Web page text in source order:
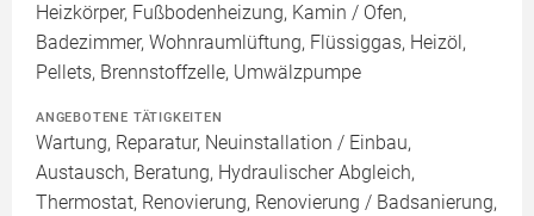
Heizkörper, Fußbodenheizung, Kamin / Ofen,
Badezimmer, Wohnraumlüftung, Flüssiggas, Heizöl,
Pellets, Brennstoffzelle, Umwälzpumpe
ANGEBOTENE TÄTIGKEITEN
Wartung, Reparatur, Neuinstallation / Einbau,
Austausch, Beratung, Hydraulischer Abgleich,
Thermostat, Renovierung, Renovierung / Badsanierung,